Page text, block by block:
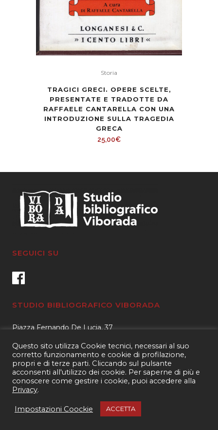
Storia
TRAGICI GRECI. OPERE SCELTE,
PRESENTATE E TRADOTTE DA
RAFFAELE CANTARELLA CON UNA
INTRODUZIONE SULLA TRAGEDIA
GRECA
25,00€
SEGUICI SU
STUDIO BIBLIOGRAFICO VIBORADA
Piazza Fernando De Lucia, 37
Tel.3400596959 – 3404632889
email.info@viborada.it
Copyright 2021 Studio bibliografico Viborada
Questo sito utilizza Cookie tecnici, necessari al suo
corretto funzionamento e cookie di profilazione,
propri e di terze parti. Cliccando sul pulsante
acconsenti all'utilizzo dei cookie. Per saperne di più e
conoscere come gestire i cookie, puoi accedere alla
Privacy.
Impostazioni Coockie ACCETTA